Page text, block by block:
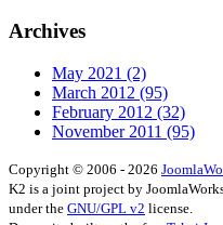
Archives
May 2021 (2)
March 2012 (95)
February 2012 (32)
November 2011 (95)
Copyright © 2006 - 2026
K2 is a joint project by
under the GNU/GPL v2 license.